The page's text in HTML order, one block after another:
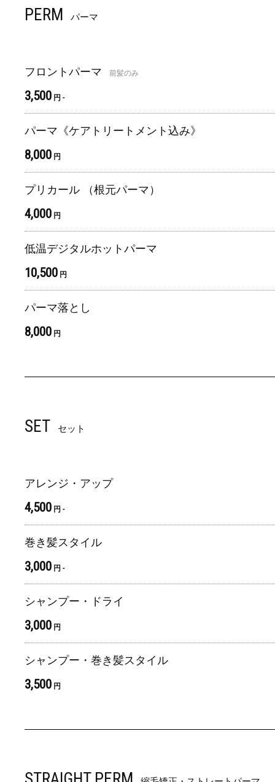
PERM パーマ
フロントパーマ 前髪のみ
3,500 円 -
パーマ《ケアトリートメント込み》
8,000 円
プリカール （根元パーマ）
4,000 円
低温デジタルホットパーマ
10,500 円
パーマ落とし
8,000 円
SET セット
アレンジ・アップ
4,500 円 -
巻き髪スタイル
3,000 円 -
シャンプー・ドライ
3,000 円
シャンプー・巻き髪スタイル
3,500 円